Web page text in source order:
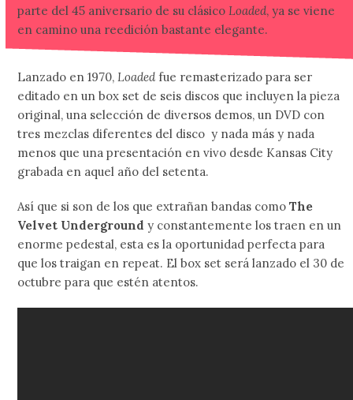
parte del 45 aniversario de su clásicoLoaded, ya se viene
en camino una reedición bastante elegante.
Lanzado en 1970,Loaded fue remasterizado para ser
editado en un box set de seis discos que incluyen la pieza
original, una selección de diversos demos, un DVD con
tres mezclas diferentes del disco y nada más y nada
menos que una presentación en vivo desde Kansas City
grabada en aquel año del setenta.
Así que si son de los que extrañan bandas comoThe
Velvet Underground y constantemente los traen en un
enorme pedestal, esta es la oportunidad perfecta para
que los traigan en repeat. El box set será lanzado el 30 de
octubre para que estén atentos.